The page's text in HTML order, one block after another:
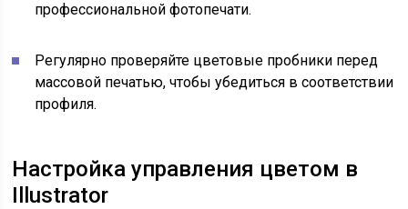
профессиональной фотопечати.
Регулярно проверяйте цветовые пробники перед
массовой печатью, чтобы убедиться в соответствии
профиля.
Настройка управления цветом в
Illustrator